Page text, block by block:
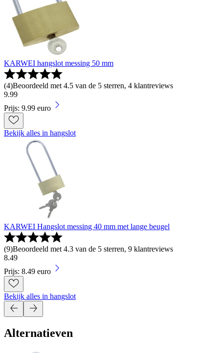
KARWEI hangslot messing 50 mm
(4)Beoordeeld met 4.5 van de 5 sterren, 4 klantreviews
9.99
Prijs: 9.99 euro
Bekijk alles in hangslot
KARWEI Hangslot messing 40 mm met lange beugel
(9)Beoordeeld met 4.3 van de 5 sterren, 9 klantreviews
8.49
Prijs: 8.49 euro
Bekijk alles in hangslot
Alternatieven